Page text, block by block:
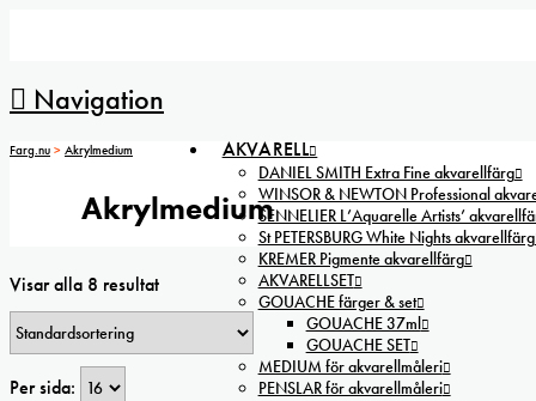
Navigation
AKVARELL
DANIEL SMITH Extra Fine akvarellfärg
WINSOR & NEWTON Professional
SENNELIER L’Aquarelle Artists’
St PETERSBURG White Nights akvarellfärg
KREMER Pigmente akvarellfärg
AKVARELLSET
GOUACHE färger & set
GOUACHE 37ml
GOUACHE SET
MEDIUM för akvarellmåleri
PENSLAR för akvarellmåleri
Farg.nu > Akrylmedium
Akrylmedium
Visar alla 8 resultat
Per sida: